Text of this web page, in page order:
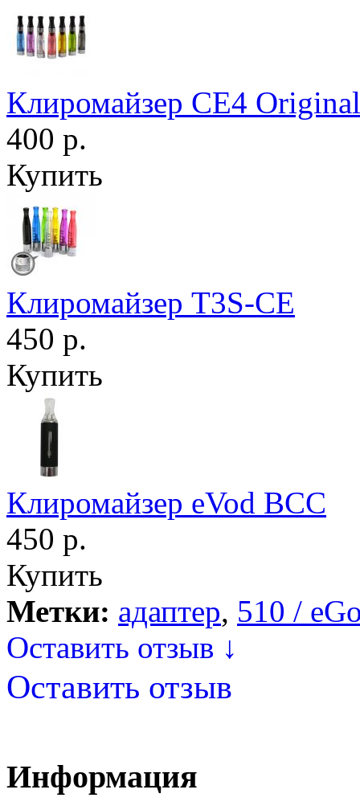
Клиромайзер CE4 Original
400 р.
Купить
Клиромайзер T3S-CE
450 р.
Купить
Клиромайзер eVod BCC
450 р.
Купить
Метки: адаптер, 510 /
Оставить отзыв ↓
Оставить отзыв
Информация